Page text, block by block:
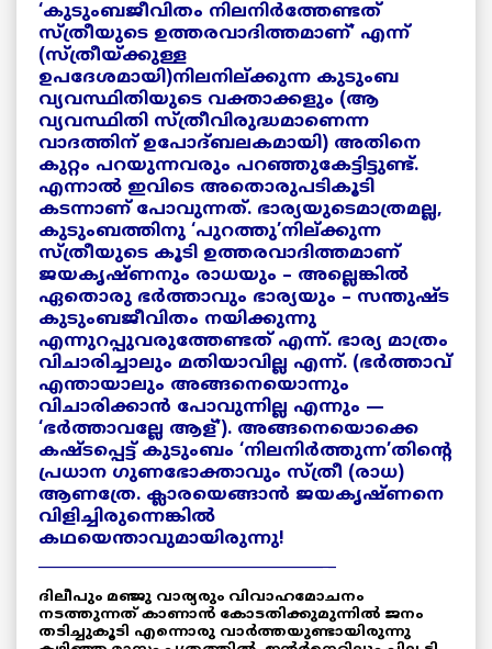
‘കുടുംബജീവിതം നിലനിർത്തേണ്ടത്
സ്ത്രീയുടെ ഉത്തരവാദിത്തമാണ്’ എന്ന്
(സ്ത്രീയ്ക്കുള്ള
ഉപദേശമായി)നിലനില്ക്കുന്ന കുടുംബ
വ്യവസ്ഥിതിയുടെ വക്താക്കളും (ആ
വ്യവസ്ഥിതി സ്ത്രീവിരുദ്ധമാണെന്ന
വാദത്തിന് ഉപോദ്ബലകമായി) അതിനെ
കുറ്റം പറയുന്നവരും പറഞ്ഞുകേട്ടിട്ടുണ്ട്.
എന്നാൽ ഇവിടെ അതൊരുപടികൂടി
കടന്നാണ് പോവുന്നത്. ഭാര്യയുടെമാത്രമല്ല,
കുടുംബത്തിനു ‘പുറത്തു’നില്ക്കുന്ന
സ്ത്രീയുടെ കൂടി ഉത്തരവാദിത്തമാണ്
ജയകൃഷ്ണനും രാധയും – അല്ലെങ്കിൽ
ഏതൊരു ഭർത്താവും ഭാര്യയും – സന്തുഷ്ട
കുടുംബജീവിതം നയിക്കുന്നു
എന്നുറപ്പുവരുത്തേണ്ടത് എന്ന്. ഭാര്യ മാത്രം
വിചാരിച്ചാലും മതിയാവില്ല എന്ന്. (ഭർത്താവ്
എന്തായാലും അങ്ങനെയൊന്നും
വിചാരിക്കാൻ പോവുന്നില്ല എന്നും —
‘ഭർത്താവല്ലേ ആള്’). അങ്ങനെയൊക്കെ
കഷ്ടപ്പെട്ട് കുടുംബം ‘നിലനിർത്തുന്ന’തിന്റെ
പ്രധാന ഗുണഭോക്താവും സ്ത്രീ (രാധ)
ആണത്രേ. ക്ലാരയെങ്ങാൻ ജയകൃഷ്ണനെ
വിളിച്ചിരുന്നെങ്കിൽ
കഥയെന്താവുമായിരുന്നു!
_____________________________________ _
ദിലീപും മഞ്ജു വാര്യരും വിവാഹമോചനം
നടത്തുന്നത് കാണാൻ കോടതിക്കുമുന്നിൽ ജനം
തടിച്ചുകൂടി എന്നൊരു വാർത്തയുണ്ടായിരുന്നു